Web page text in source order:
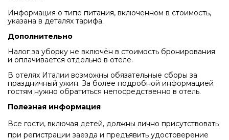
Информация о типе питания, включенном в стоимость,
указана в деталях тарифа.
Дополнительно
Налог за уборку не включён в стоимость бронирования
и оплачивается отдельно в отеле.
В отелях Италии возможны обязательные сборы за
праздничный ужин. За более подробной информацией
гостям нужно обратиться непосредственно в отель.
Полезная информация
Все гости, включая детей, должны лично присутствовать
при регистрации заезда и предъявить удостоверение